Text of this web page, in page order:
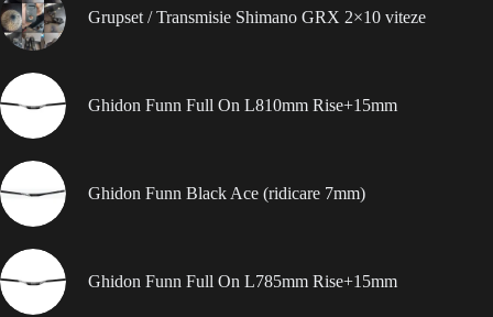
Grupset / Transmisie Shimano GRX 2×10 viteze
Ghidon Funn Full On L810mm Rise+15mm
Ghidon Funn Black Ace (ridicare 7mm)
Ghidon Funn Full On L785mm Rise+15mm